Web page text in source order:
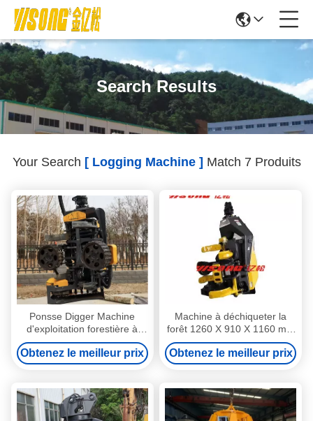
Search Results
Your Search [ Logging Machine ] Match 7 Produits
Ponsse Digger Machine
d'exploitation forestière à
fibre laser
Obtenez le meilleur prix
Machine à déchiqueter la
forêt 1260 X 910 X 1160 mm
ISO
Obtenez le meilleur prix